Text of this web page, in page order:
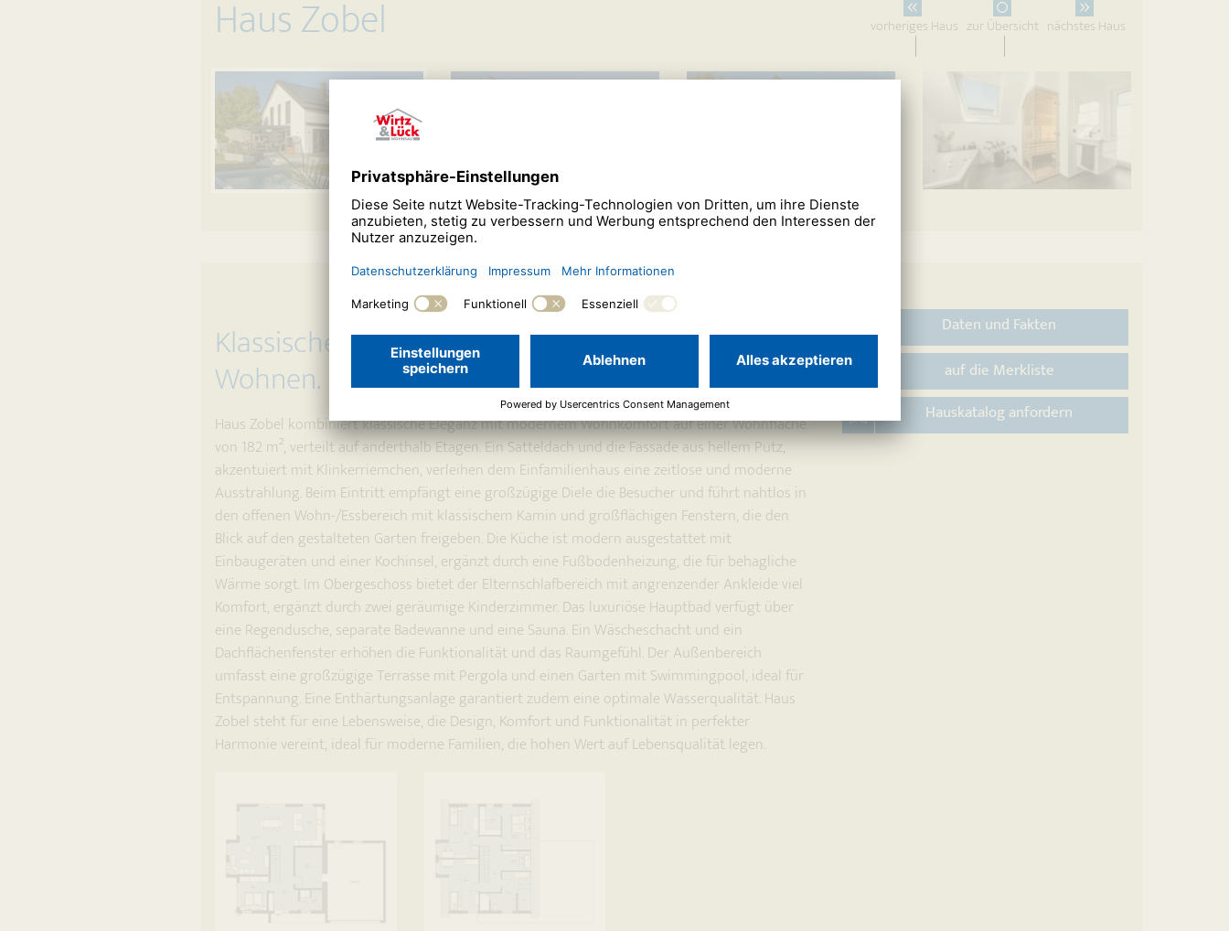
Haus Zobel
Klassisches Traumdomizil für anspruchsvolles
Wohnen.
Haus Zobel kombiniert klassische Eleganz mit modernem Wohnkomfort auf einer Wohnfläche
von 182 m², verteilt auf anderthalb Etagen. Ein Satteldach und die Fassade aus hellem Putz,
akzentuiert mit Klinkerriemchen, verleihen dem Einfamilienhaus eine zeitlose und moderne
Ausstrahlung. Beim Eintritt empfängt eine großzügige Diele die Besucher und führt nahtlos in
den offenen Wohn-/Essbereich mit klassischem Kamin und großflächigen Fenstern, die den
Blick auf den gestalteten Garten freigeben. Die Küche ist modern ausgestattet mit
Einbaugeräten und einer Kochinsel, ergänzt durch eine Fußbodenheizung, die für behagliche
Wärme sorgt. Im Obergeschoss bietet der Elternschlafbereich mit angrenzender Ankleide viel
Komfort, ergänzt durch zwei geräumige Kinderzimmer. Das luxuriöse Hauptbad verfügt über
eine Regendusche, separate Badewanne und eine Sauna. Ein Wäscheschacht und ein
Dachflächenfenster erhöhen die Funktionalität und das Raumgefühl. Der Außenbereich
umfasst eine großzügige Terrasse mit Pergola und einen Garten mit Swimmingpool, ideal für
Entspannung. Eine Enthärtungsanlage garantiert zudem eine optimale Wasserqualität. Haus
Zobel steht für eine Lebensweise, die Design, Komfort und Funktionalität in perfekter
Harmonie vereint, ideal für moderne Familien, die hohen Wert auf Lebensqualität legen.
Daten und Fakten
auf die Merkliste
Hauskatalog anfordern